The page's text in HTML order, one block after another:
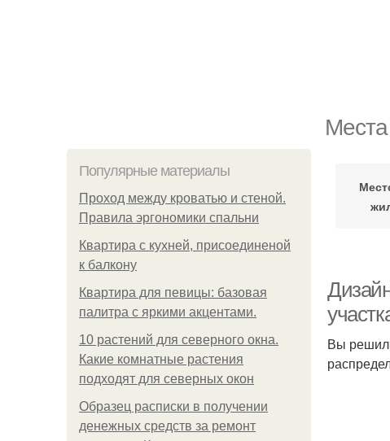
Популярные материалы
Проход между кроватью и стеной.
Правила эргономики спальни
Квартира с кухней, присоединеной
к балкону
Квартира для певицы: базовая
палитра с яркими акцентами.
10 растений для северного окна.
Какие комнатные растения
подходят для северных окон
Образец расписки в получении
денежных средств за ремонт
Вы